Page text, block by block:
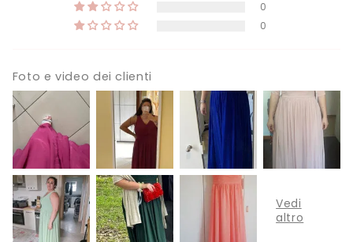
0
0
Foto e video dei clienti